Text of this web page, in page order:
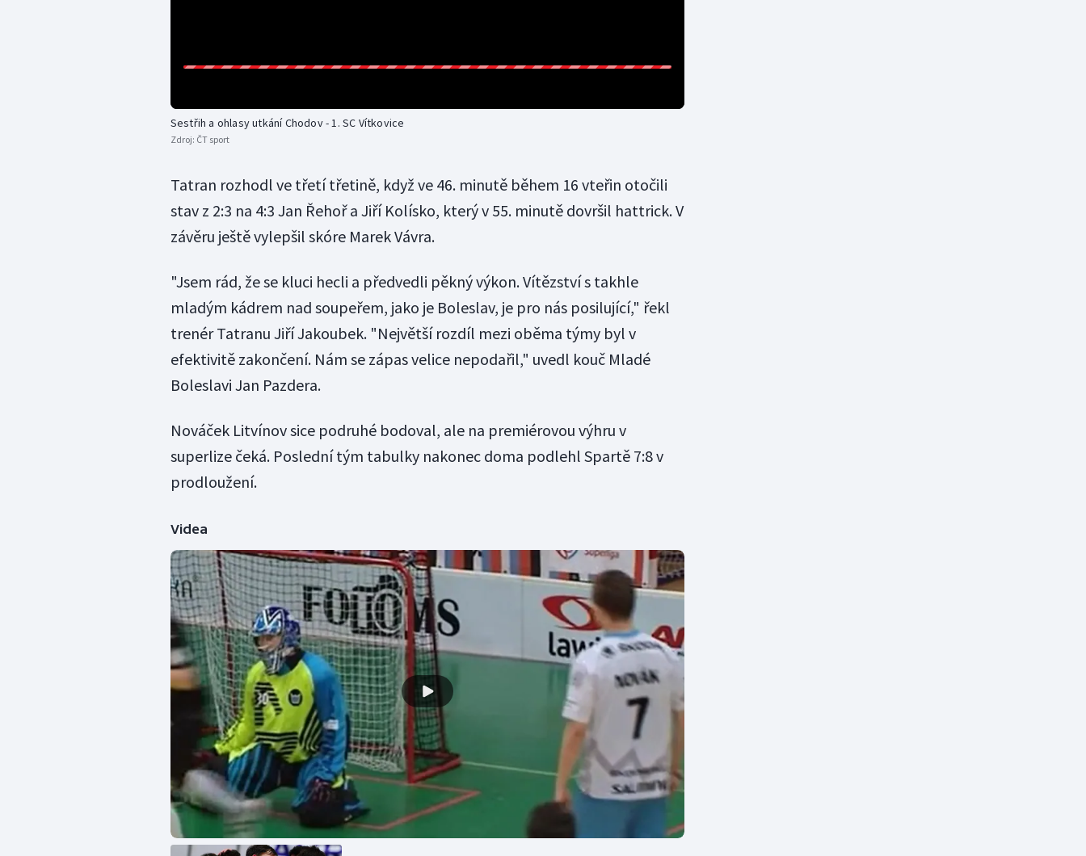
Sestřih a ohlasy utkání Chodov - 1. SC Vítkovice
Zdroj: ČT sport
Tatran rozhodl ve třetí třetině, když ve 46. minutě během 16 vteřin otočili
stav z 2:3 na 4:3 Jan Řehoř a Jiří Kolísko, který v 55. minutě dovršil hattrick. V
závěru ještě vylepšil skóre Marek Vávra.
"Jsem rád, že se kluci hecli a předvedli pěkný výkon. Vítězství s takhle
mladým kádrem nad soupeřem, jako je Boleslav, je pro nás posilující," řekl
trenér Tatranu Jiří Jakoubek. "Největší rozdíl mezi oběma týmy byl v
efektivitě zakončení. Nám se zápas velice nepodařil," uvedl kouč Mladé
Boleslavi Jan Pazdera.
Nováček Litvínov sice podruhé bodoval, ale na premiérovou výhru v
superlize čeká. Poslední tým tabulky nakonec doma podlehl Spartě 7:8 v
prodloužení.
Videa